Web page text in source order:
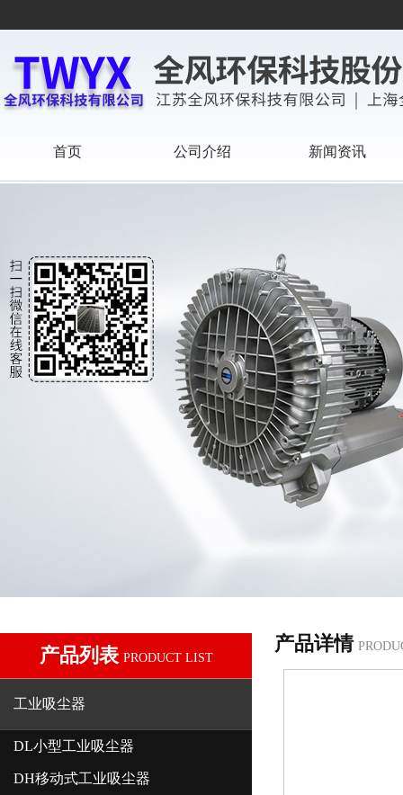
首页 公司介绍 新闻资讯
产品列表 PRODUCT LIST
工业吸尘器
DL小型工业吸尘器
DH移动式工业吸尘器
产品详情